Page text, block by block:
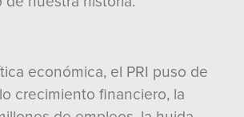
económica, el PRI puso de
crecimiento financiero, la